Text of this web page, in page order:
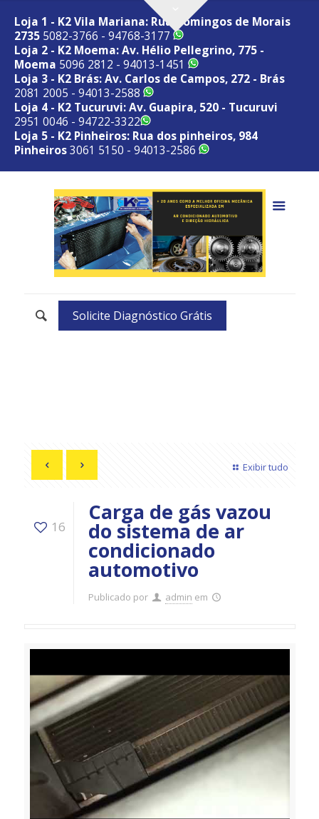
Loja 1 - K2 Vila Mariana: Rua Domingos de Morais
2735 5082-3766 - 94768-3177
Loja 2 - K2 Moema: Av. Hélio Pellegrino, 775 -
Moema 5096 2812 - 94013-1451
Loja 3 - K2 Brás: Av. Carlos de Campos, 272 - Brás
2081 2005 - 94013-2588
Loja 4 - K2 Tucuruvi: Av. Guapira, 520 - Tucuruvi
2951 0046 - 94722-3322
Loja 5 - K2 Pinheiros: Rua dos pinheiros, 984
Pinheiros3061 5150 - 94013-2586
Solicite Diagnóstico Grátis
Exibir tudo
16
Carga de gás vazou
do sistema de ar
condicionado
automotivo
Publicado por admin em